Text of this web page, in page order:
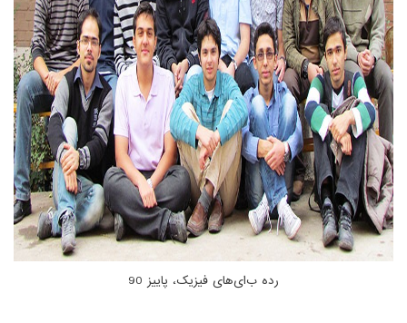
رده ب‌ای‌های فیزیک، پاییز 90